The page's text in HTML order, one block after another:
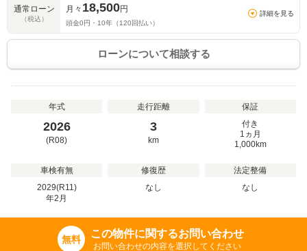
通常ローン
（税込）
月々 18,500円
頭金0円・ 10年（120 回払い）
詳細を見る
ローンについて相談する
年式
2026
(R08)
走行距離
3
km
保証
付き
1ヵ月
1,000km
車検有無
2029(R11)
年2 月
修復歴
なし
法定整備
なし
無料 この物件に関するお問い合わせ
お問い合わせの内容を選択してください